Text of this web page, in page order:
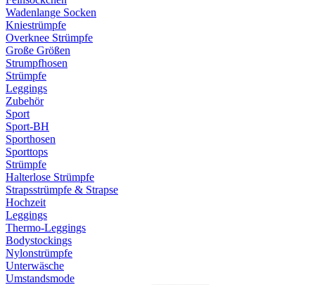
Wadenlange Socken
Kniestrümpfe
Overknee Strümpfe
Große Größen
Strumpfhosen
Strümpfe
Leggings
Zubehör
Sport
Sport-BH
Sporthosen
Sporttops
Strümpfe
Halterlose Strümpfe
Strapsstrümpfe & Strapse
Hochzeit
Leggings
Thermo-Leggings
Bodystockings
Nylonstrümpfe
Unterwäsche
Umstandsmode